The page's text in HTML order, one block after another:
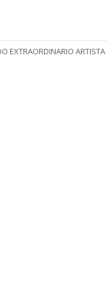
EXTRAORDINARIO